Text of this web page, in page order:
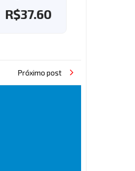
R$37.60
Próximo post